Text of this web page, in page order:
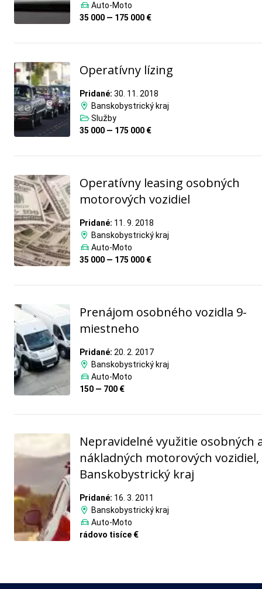
Auto-Moto
35 000 — 175 000 €
Operatívny lízing
Pridané: 30. 11. 2018
Banskobystrický kraj
Služby
35 000 — 175 000 €
Operatívny leasing osobných
motorových vozidiel
Pridané: 11. 9. 2018
Banskobystrický kraj
Auto-Moto
35 000 — 175 000 €
Prenájom osobného vozidla 9-
miestneho
Pridané: 20. 2. 2017
Banskobystrický kraj
Auto-Moto
150 — 700 €
Nepravidelné využitie osobných
nákladných motorových vozidiel,
Banskobystrický kraj
Pridané: 16. 3. 2011
Banskobystrický kraj
Auto-Moto
rádovo tisíce €